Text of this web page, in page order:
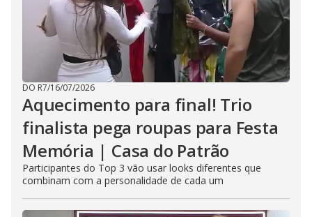
DO R7/16/07/2026
Aquecimento para final! Trio
finalista pega roupas para Festa
Memória | Casa do Patrão
Participantes do Top 3 vão usar looks diferentes que
combinam com a personalidade de cada um